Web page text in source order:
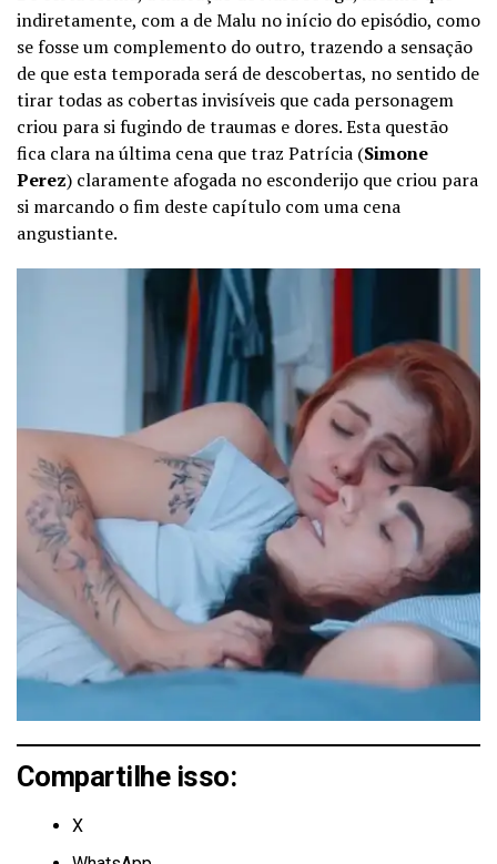
indiretamente, com a de Malu no início do episódio, como
se fosse um complemento do outro, trazendo a sensação
de que esta temporada será de descobertas, no sentido de
tirar todas as cobertas invisíveis que cada personagem
criou para si fugindo de traumas e dores. Esta questão
fica clara na última cena que traz Patrícia (Simone
Perez) claramente afogada no esconderijo que criou para
si marcando o fim deste capítulo com uma cena
angustiante.
Compartilhe isso:
X